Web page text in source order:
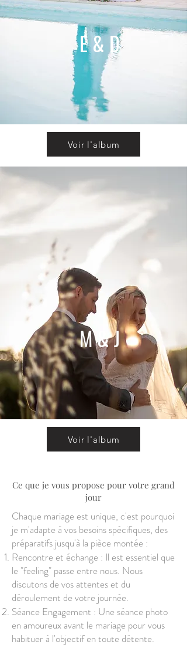
E & D
M & J
Voir l'album
Voir l'album
Ce que je vous propose pour votre grand
jour
Chaque mariage est unique, c'est pourquoi
je m'adapte à vos besoins spécifiques, des
préparatifs jusqu'à la pièce montée :
Rencontre et échange : Il est essentiel que
le "feeling" passe entre nous. Nous
discutons de vos attentes et du
déroulement de votre journée.
Séance Engagement : Une séance photo
en amoureux avant le mariage pour vous
habituer à l'objectif en toute détente.